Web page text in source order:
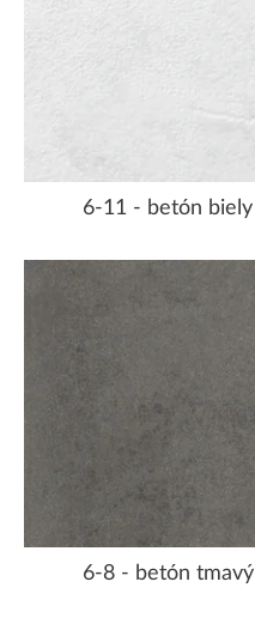
6-11 - betón biely
6-8 - betón tmavý